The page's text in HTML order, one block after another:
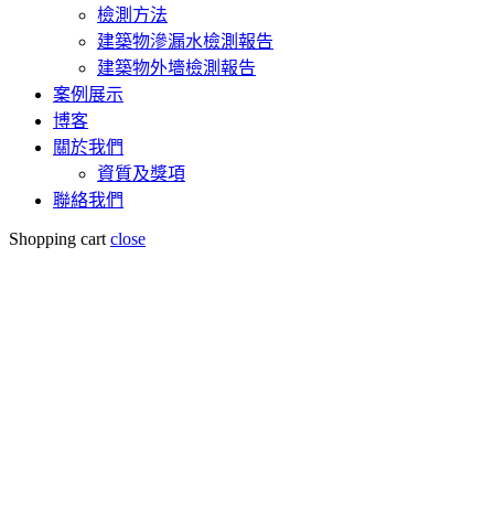
檢測方法
建築物滲漏水檢測報告
建築物外墻檢測報告
案例展示
博客
關於我們
資質及獎項
聯絡我們
Shopping cart close